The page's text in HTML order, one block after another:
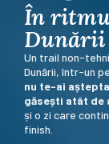
În
Dunării
Un trail non-
Dunării, într-un
nu te-ai
găsești atât de
și o zi care
finish.